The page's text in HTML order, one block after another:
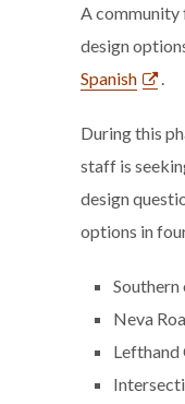
A community
design
Spanish
.
During this
staff is
design
options in
Southern
Neva
Lefthand